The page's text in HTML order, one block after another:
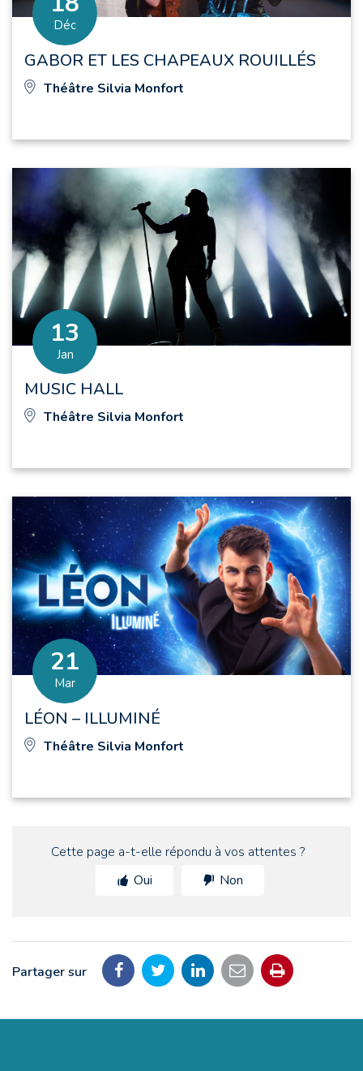
Le
Décembre
GABOR ET LES CHAPEAUX ROUILLÉS
Théâtre Silvia Monfort
CONCERT
Le
13
Janvier
MUSIC HALL
Théâtre Silvia Monfort
THÉÂTRE
Le
21
Mars
LÉON – ILLUMINÉ
Théâtre Silvia Monfort
Cette page a-t-elle répondu à vos attentes ?
Oui
Non
Partager sur
Partager
Facebook
Partager
Twitter
Partager
LinkedIn
Partager
email
Imprimer
page